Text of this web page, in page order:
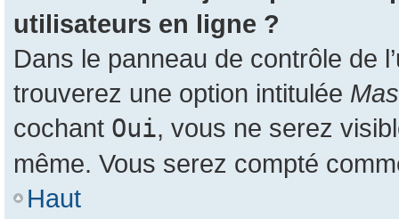
utilisateurs en ligne ?
Dans le panneau de contrôle de
trouverez une option intitulée
cochant Oui, vous ne serez
même. Vous serez compté
Haut